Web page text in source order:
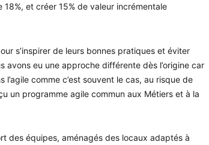
et créer 15% de valeur incrémentale
s’inspirer de leurs bonnes pratiques et éviter
eu une approche différente dès l’origine car
comme c’est souvent le cas, au risque de
un programme agile commun aux Métiers et à la
des équipes, aménagés des locaux adaptés à